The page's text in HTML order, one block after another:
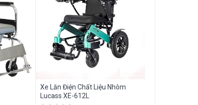
Xe Lăn Điện Chất Liệu Nhôm
Lucass XE-612L